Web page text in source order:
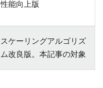
性能向上版
スケーリングアルゴリズ
ム改良版。本記事の対象